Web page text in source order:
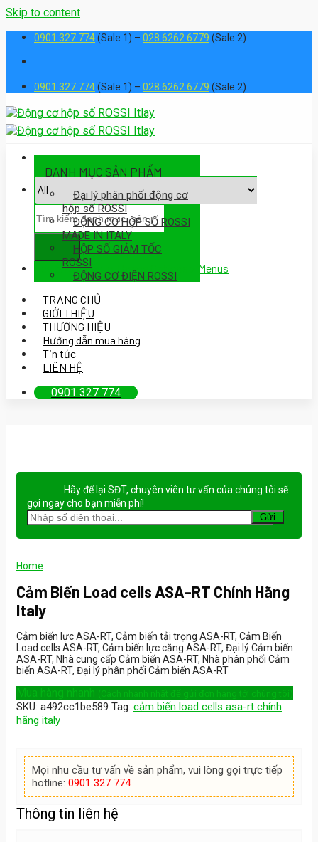
Skip to content
0901 327 774(Sale 1) – 028 6262 6779 (Sale 2)
0901 327 774(Sale 1) – 028 6262 6779 (Sale 2)
Assign a menu in Theme Options > Menus
DANH MỤC SẢN PHẨM
Đại lý phân phối động cơ
hộp số ROSSI
ĐỘNG CƠ HỘP SỐ ROSSI
MADE IN ITALY
HỘP SỐ GIẢM TỐC
ROSSI
ĐỘNG CƠ ĐIỆN ROSSI
TRANG CHỦ
GIỚI THIỆU
THƯƠNG HIỆU
Hướng dẫn mua hàng
Tin tức
LIÊN HỆ
0901 327 774
Hãy để lại SĐT, chuyên viên tư vấn của chúng tôi sẽ
gọi ngay cho bạn miễn phí!
Home
Cảm Biến Load cells ASA-RT Chính Hãng
Italy
Cảm biến lực ASA-RT, Cảm biến tải trọng ASA-RT, Cảm Biến
Load cells ASA-RT, Cảm biến lực căng ASA-RT, Đại lý Cảm biến
ASA-RT, Nhà cung cấp Cảm biến ASA-RT, Nhà phân phối Cảm
biến ASA-RT, Đại lý phân phối Cảm biến ASA-RT
Mua hàng nhanh (Cách nhanh nhất để gửi đơn hàng tới chúng tôi)
SKU: a492cc1be589 Tag: cảm biến load cells asa-rt chính
hãng italy
Mọi nhu cầu tư vấn về sản phẩm, vui lòng gọi trực tiếp
hotline: 0901 327 774
Thông tin liên hệ